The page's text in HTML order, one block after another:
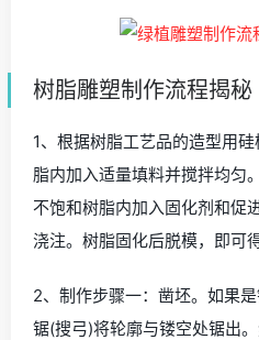
树脂雕塑制作流程揭秘
1、根据树脂工艺品的造型用
脂内加入适量填料并搅拌均匀
不饱和树脂内加入固化剂和促
浇注。树脂固化后脱模，即可
2、制作步骤一：凿坯。如果
锯(搜弓)将轮廓与镂空处锯出